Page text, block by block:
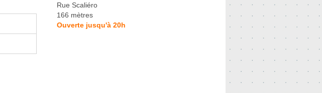
Rue Scaliéro
166 mètres
Ouverte jusqu'à 20h